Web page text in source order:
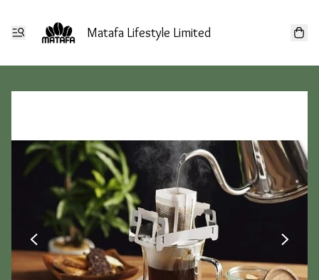
Matafa Lifestyle Limited